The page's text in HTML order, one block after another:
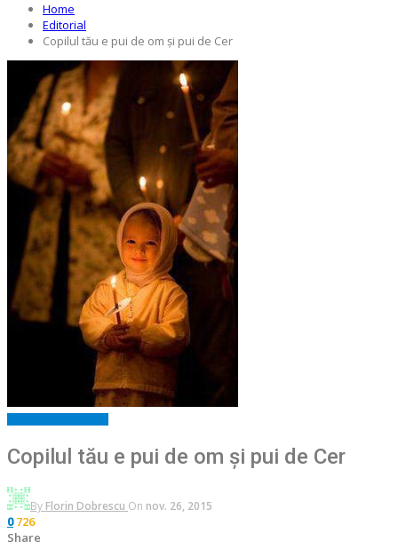
Home
Editorial
Copilul tău e pui de om și pui de Cer
Copilul tău e pui de om și pui de Cer
By Florin Dobrescu On nov. 26, 2015
0 726
Share